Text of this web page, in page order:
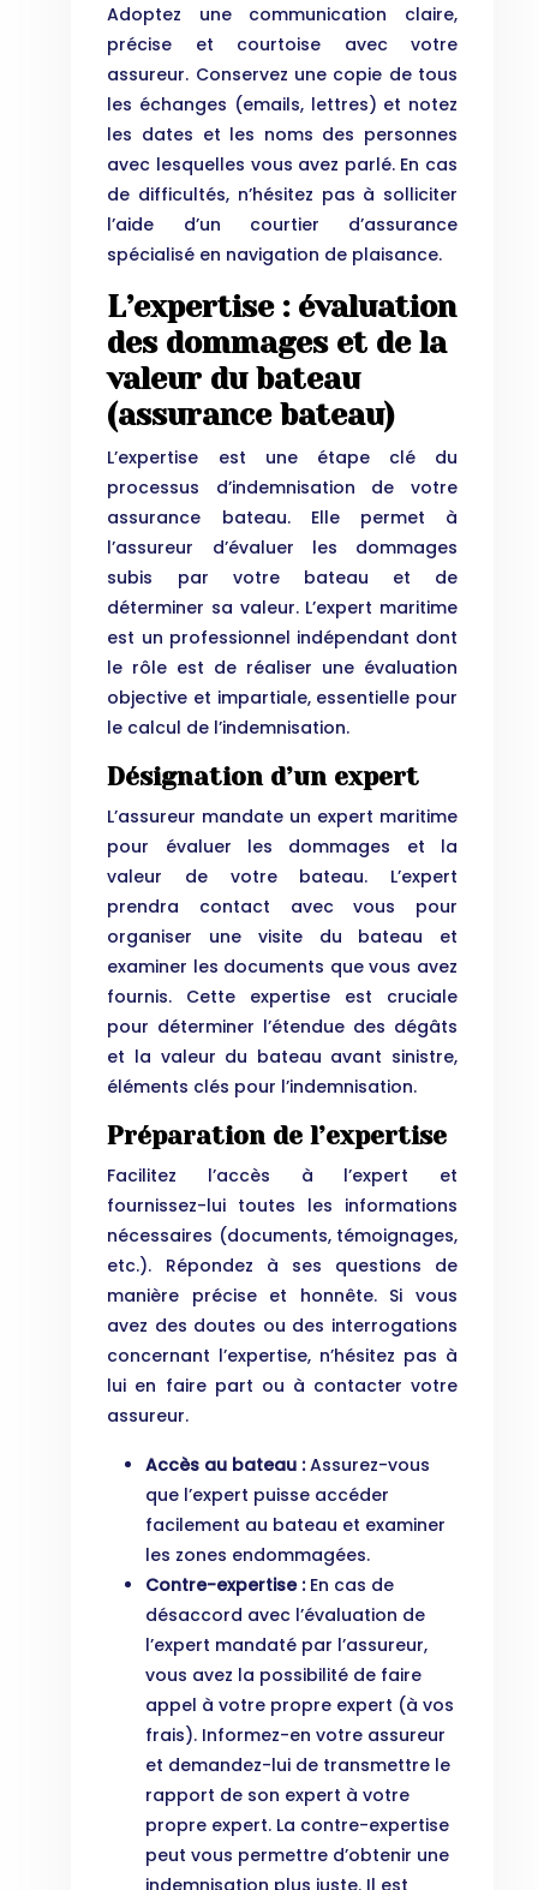
Adoptez une communication claire,
précise et courtoise avec votre
assureur. Conservez une copie de tous
les échanges (emails, lettres) et notez
les dates et les noms des personnes
avec lesquelles vous avez parlé. En cas
de difficultés, n’hésitez pas à solliciter
l’aide d’un courtier d’assurance
spécialisé en navigation de plaisance.
L’expertise : évaluation
des dommages et de la
valeur du bateau
(assurance bateau)
L’expertise est une étape clé du
processus d’indemnisation de votre
assurance bateau. Elle permet à
l’assureur d’évaluer les dommages
subis par votre bateau et de
déterminer sa valeur. L’expert maritime
est un professionnel indépendant dont
le rôle est de réaliser une évaluation
objective et impartiale, essentielle pour
le calcul de l’indemnisation.
Désignation d’un expert
L’assureur mandate un expert maritime
pour évaluer les dommages et la
valeur de votre bateau. L’expert
prendra contact avec vous pour
organiser une visite du bateau et
examiner les documents que vous avez
fournis. Cette expertise est cruciale
pour déterminer l’étendue des dégâts
et la valeur du bateau avant sinistre,
éléments clés pour l’indemnisation.
Préparation de l’expertise
Facilitez l’accès à l’expert et
fournissez-lui toutes les informations
nécessaires (documents, témoignages,
etc.). Répondez à ses questions de
manière précise et honnête. Si vous
avez des doutes ou des interrogations
concernant l’expertise, n’hésitez pas à
lui en faire part ou à contacter votre
assureur.
Accès au bateau :Assurez-vous
que l’expert puisse accéder
facilement au bateau et examiner
les zones endommagées.
Contre-expertise : En cas de
désaccord avec l’évaluation de
l’expert mandaté par l’assureur,
vous avez la possibilité de faire
appel à votre propre expert (à vos
frais). Informez-en votre assureur
et demandez-lui de transmettre le
rapport de son expert à votre
propre expert. La contre-expertise
peut vous permettre d’obtenir une
indemnisation plus juste. Il est